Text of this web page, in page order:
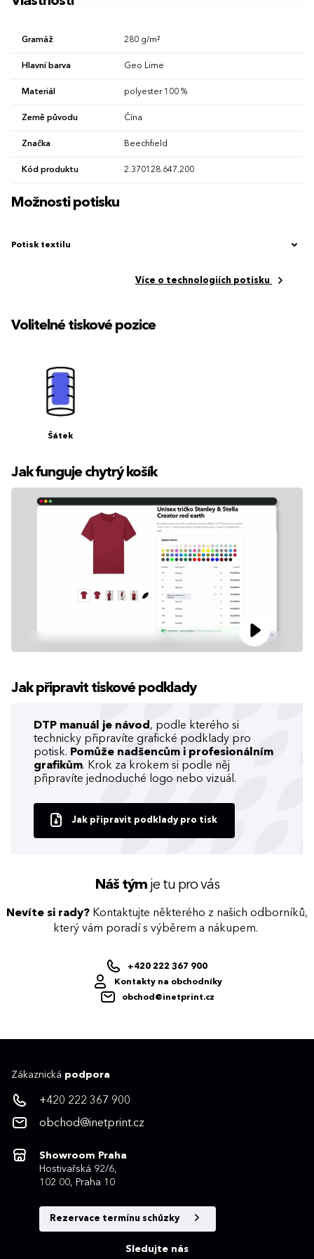
Gramáž 280 g/m²
Hlavní barva Geo Lime
Materiál polyester 100 %
Země původu Čína
Značka Beechfield
Kód produktu 2.370128.647.200
Možnosti potisku
Potisk textilu
Více o technologiích potisku
Volitelné tiskové pozice
Šátek
Jak funguje chytrý košík
Jak připravit tiskové podklady
DTP manuál je návod , podle kterého si
technicky připravíte grafické podklady pro
potisk. Pomůže nadšencům i profesionálním
grafikům. Krok za krokem si podle něj
připravíte jednoduché logo nebo vizuál.
Jak připravit podklady pro tisk
Náš týmje tu pro vás
Nevíte si rady? Kontaktujte některého z našich odborníků,
který vám poradí s výběrem a nákupem.
+420 222 367 900
Kontakty na obchodníky
obchod@inetprint.cz
Zákaznická podpora
+420 222 367 900
obchod@inetprint.cz
Showroom Praha
Hostivařská 92/6,
102 00, Praha 10
Rezervace termínu schůzky
Sledujte nás